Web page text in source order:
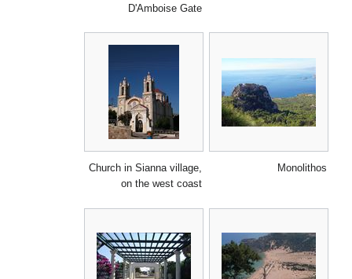
D'Amboise Gate
Monolithos
Church in Sianna village,
on the west coast